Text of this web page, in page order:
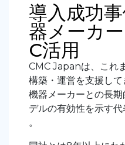
導入成功
器メーカ
C活用
CMC Japanは、これ
構築・運営を支援し
機器メーカーとの長
デルの有効性を示す
。